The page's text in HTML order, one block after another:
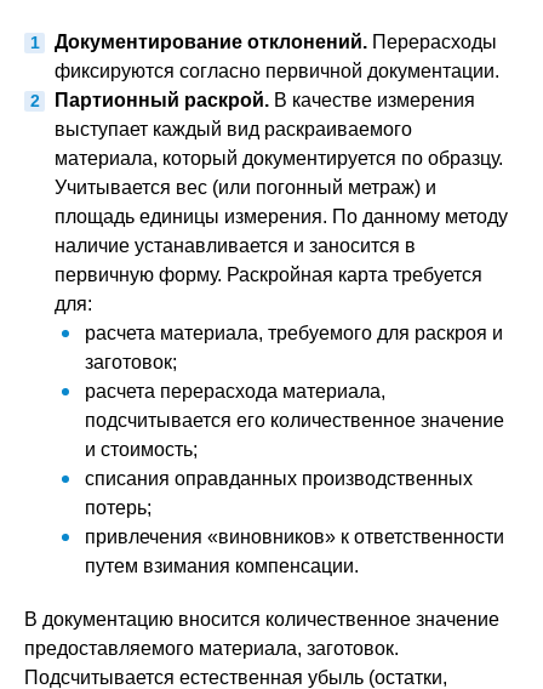
Документирование отклонений. Перерасходы
фиксируются согласно первичной документации.
Партионный раскрой. В качестве измерения
выступает каждый вид раскраиваемого
материала, который документируется по образцу.
Учитывается вес (или погонный метраж) и
площадь единицы измерения. По данному методу
наличие устанавливается и заносится в
первичную форму. Раскройная карта требуется
для:
расчета материала, требуемого для раскроя и
заготовок;
расчета перерасхода материала,
подсчитывается его количественное значение
и стоимость;
списания оправданных производственных
потерь;
привлечения «виновников» к ответственности
путем взимания компенсации.
В документацию вносится количественное значение
предоставляемого материала, заготовок.
Подсчитывается естественная убыль (остатки,